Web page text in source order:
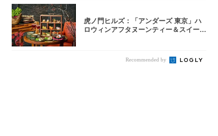
虎ノ門ヒルズ：「アンダーズ 東京」ハ
ロウィンアフタヌーンティー＆スイーツ
Recommended by